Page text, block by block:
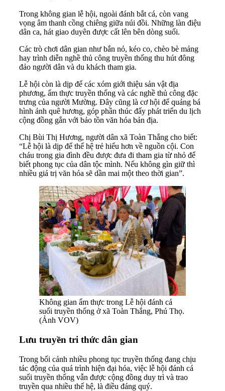
Trong không gian lễ hội, ngoài đánh bắt cá, còn vang
vọng âm thanh cồng chiêng giữa núi đồi. Những làn điệu
dân ca, hát giao duyên được cất lên bên dòng suối.
Các trò chơi dân gian như bắn nỏ, kéo co, chèo bè mảng
hay trình diễn nghề thủ công truyền thống thu hút đông
đảo người dân và du khách tham gia.
Lễ hội còn là dịp để các xóm giới thiệu sản vật địa
phương, ẩm thực truyền thống và các nghề thủ công đặc
trưng của người Mường. Đây cũng là cơ hội để quảng bá
hình ảnh quê hương, góp phần thúc đẩy phát triển du lịch
cộng đồng gắn với bảo tồn văn hóa bản địa.
Chị Bùi Thị Hương, người dân xã Toàn Thắng cho biết:
“Lễ hội là dịp để thế hệ trẻ hiểu hơn về nguồn cội. Con
cháu trong gia đình đều được đưa đi tham gia từ nhỏ để
biết phong tục của dân tộc mình. Nếu không gìn giữ thì
nhiều giá trị văn hóa sẽ dần mai một theo thời gian”.
Không gian ẩm thực trong Lễ hội đánh cá
suối truyền thống ở xã Toàn Thắng, Phú Thọ.
(Ảnh VOV)
Lưu truyền tri thức dân gian
Trong bối cảnh nhiều phong tục truyền thống đang chịu
tác động của quá trình hiện đại hóa, việc lễ hội đánh cá
suối truyền thống vẫn được cộng đồng duy trì và trao
truyền qua nhiều thế hệ, là điều đáng quý.